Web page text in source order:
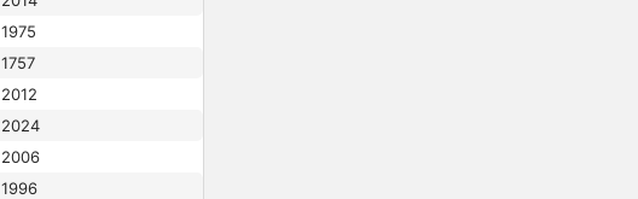
1975
1757
2012
2024
2006
1996